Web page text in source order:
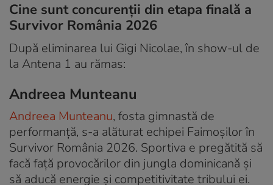
Cine sunt concurenţii din etapa finală a
Survivor România 2026
După eliminarea lui Gigi Nicolae, în show-ul de
la Antena 1 au rămas:
Andreea Munteanu
Andreea Munteanu, fosta gimnastă de
performanță, s-a alăturat echipei Faimoșilor în
Survivor România 2026. Sportiva e pregătită să
facă față provocărilor din jungla dominicană și
să aducă energie și competitivitate tribului ei.